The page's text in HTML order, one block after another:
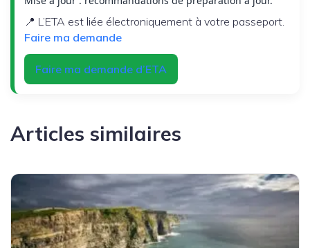
📍 L’ETA est liée électroniquement à votre passeport.
Faire ma demande
Faire ma demande d’ETA
Articles similaires